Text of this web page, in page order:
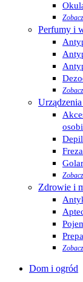
Perfumy i
Zdrowie i
Dom i ogród